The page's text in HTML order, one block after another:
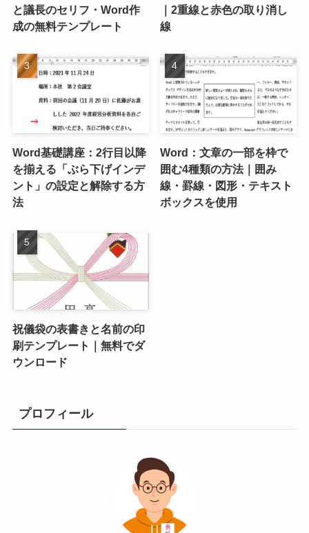
と議長のセリフ・Word作
成の無料テンプレート
｜2重線と赤色の取り消し
線
Word基礎講座：2行目以降
を揃える「ぶら下げインデ
ント」の設定と解除する方
法
Word：文章の一部を枠で
囲む4種類の方法｜囲み
線・罫線・図形・テキスト
ボックスを使用
祝儀袋の表書きと名前の印
刷テンプレート｜無料でダ
ウンロード
プロフィール